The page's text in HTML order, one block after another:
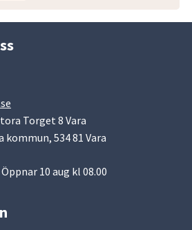
Torget 8 Vara
kommun, 534 81 Vara
Öppnar 10 aug kl 08.00